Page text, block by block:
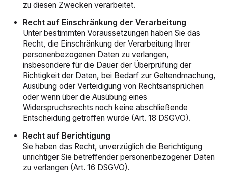
zu diesen Zwecken verarbeitet.
Recht auf Einschränkung der Verarbeitung
Unter bestimmten Voraussetzungen haben Sie das
Recht, die Einschränkung der Verarbeitung Ihrer
personenbezogenen Daten zu verlangen,
insbesondere für die Dauer der Überprüfung der
Richtigkeit der Daten, bei Bedarf zur Geltendmachung,
Ausübung oder Verteidigung von Rechtsansprüchen
oder wenn über die Ausübung eines
Widerspruchsrechts noch keine abschließende
Entscheidung getroffen wurde (Art. 18 DSGVO).
Recht auf Berichtigung
Sie haben das Recht, unverzüglich die Berichtigung
unrichtiger Sie betreffender personenbezogener Daten
zu verlangen (Art. 16 DSGVO).